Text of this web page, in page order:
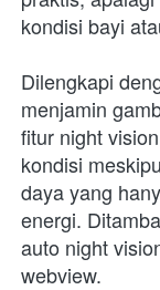
kondisi bayi
Dilengkapi
menjamin
fitur night
kondisi
daya yang
energi.
auto night
webview.